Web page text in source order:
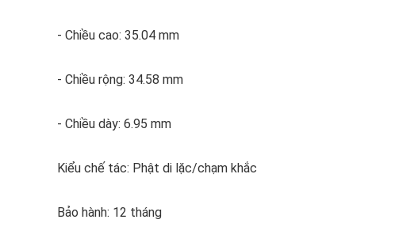
- Chiều cao: 35.04 mm
- Chiều rộng: 34.58 mm
- Chiều dày: 6.95 mm
Kiểu chế tác: Phật di lặc/chạm khắc
Bảo hành: 12 tháng